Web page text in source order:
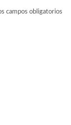
campos obligatorios